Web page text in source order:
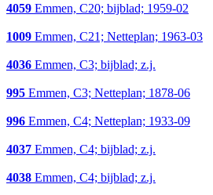
4059 Emmen, C20; bijblad; 1959-02
1009 Emmen, C21; Netteplan; 1963-03
4036 Emmen, C3; bijblad; z.j.
995 Emmen, C3; Netteplan; 1878-06
996 Emmen, C4; Netteplan; 1933-09
4037 Emmen, C4; bijblad; z.j.
4038 Emmen, C4; bijblad; z.j.